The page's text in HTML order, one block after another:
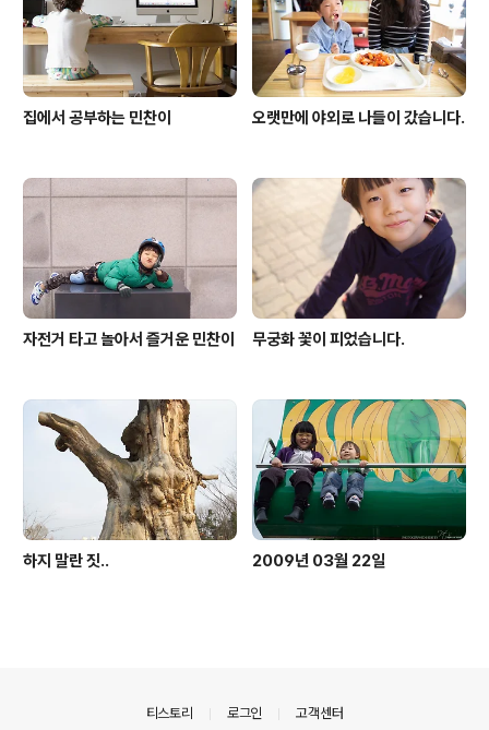
집에서 공부하는 민찬이 오랫만에 야외로 나들이 갔습니다.
자전거 타고 놀아서 즐거운 민찬이 무궁화 꽃이 피었습니다.
하지 말란 짓.. 2009년 03월 22일
티스토리 로그인 고객센터